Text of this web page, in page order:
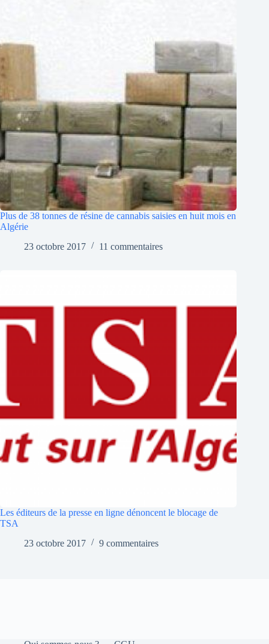
Plus de 38 tonnes de résine de cannabis saisies en huit mois en
Algérie
23 octobre 2017
11 commentaires
Les éditeurs de la presse en ligne dénoncent le blocage de
TSA
23 octobre 2017
9 commentaires